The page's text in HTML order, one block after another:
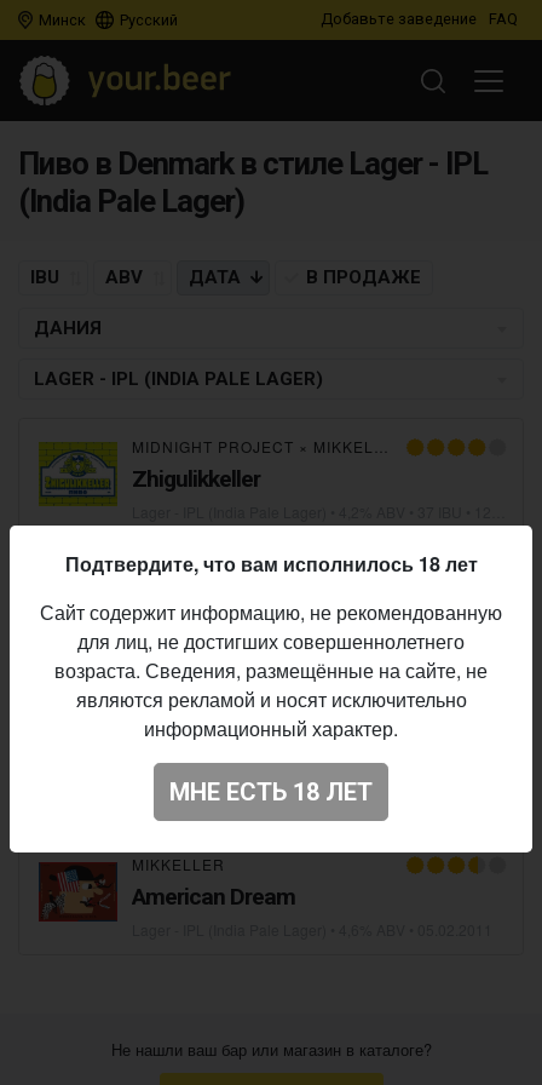
Минск Русский Добавьте заведение FAQ
Пиво в Denmark в стиле Lager - IPL
(India Pale Lager)
IBU ABV ДАТА В ПРОДАЖЕ
ДАНИЯ
LAGER - IPL (INDIA PALE LAGER)
MIDNIGHT PROJECT × MIKKELLER ×SELFMADE
Zhigulikkeller
Session Raid
Lager - IPL (India Pale Lager)• 4,0% ABV • 45 IBU •
THEODOR SCHIØTZ BREWING COMPANY
Anarkist Motueka Lager
Lager - IPL (India Pale Lager) • 5,5% ABV • 40 IBU •
MIKKELLER
American Dream
Не нашли ваш бар или магазин в каталоге?
Подтвердите, что вам исполнилось 18 лет
Сайт содержит информацию, не рекомендованную
для лиц, не достигших совершеннолетнего
возраста. Сведения, размещённые на сайте, не
являются рекламой и носят исключительно
информационный характер.
МНЕ ЕСТЬ 18 ЛЕТ